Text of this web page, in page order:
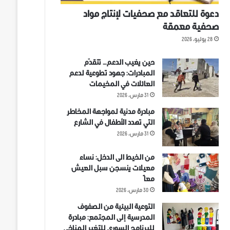
دعوة للتعاقد مع صحفيات لإنتاج مواد
صحفية معمقة
28 يوليو، 2026
حين يغيب الدعم… تتقدّم
المبادرات: جهود تطوعية لدعم
العائلات في المخيمات
31 مارس، 2026
مبادرة مدنية لمواجهة المخاطر
التي تهدد الأطفال في الشارع
31 مارس، 2026
من الخيط الى الدخل: نساء
معيلات ينسجن سبل العيش
معاً
30 مارس، 2026
التوعية البيئية من الصفوف
المدرسية إلى المجتمع: مبادرة